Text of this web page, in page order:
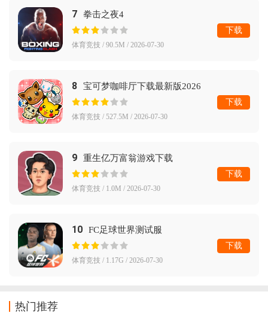
7 拳击之夜4
体育竞技 / 90.5M / 2026-07-30
下载
8 宝可梦咖啡厅下载最新版2026
体育竞技 / 527.5M / 2026-07-30
下载
9 重生亿万富翁游戏下载
体育竞技 / 1.0M / 2026-07-30
下载
10 FC足球世界测试服
体育竞技 / 1.17G / 2026-07-30
下载
热门推荐